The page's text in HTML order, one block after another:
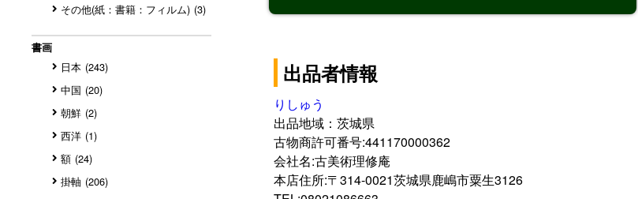
その他(紙：書籍：フィルム) (3)
書画
日本 (243)
中国 (20)
朝鮮 (2)
西洋 (1)
額 (24)
掛軸 (206)
出品者情報
りしゅう
出品地域：茨城県
古物商許可番号:441170000362
会社名:古美術理修庵
本店住所:〒314-0021茨城県鹿嶋市粟生3126